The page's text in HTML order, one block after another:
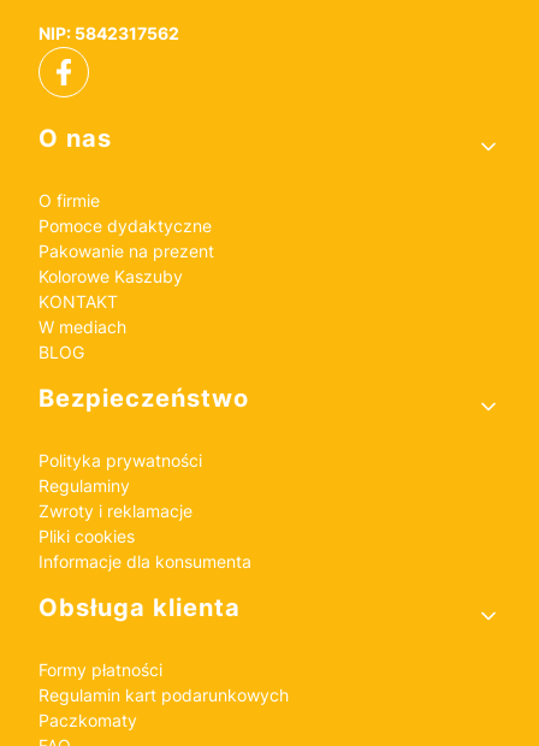
NIP: 5842317562
Linki w stopce
O nas
O firmie
Pomoce dydaktyczne
Pakowanie na prezent
Kolorowe Kaszuby
KONTAKT
W mediach
BLOG
Bezpieczeństwo
Polityka prywatności
Regulaminy
Zwroty i reklamacje
Pliki cookies
Informacje dla konsumenta
Obsługa klienta
Formy płatności
Regulamin kart podarunkowych
Paczkomaty